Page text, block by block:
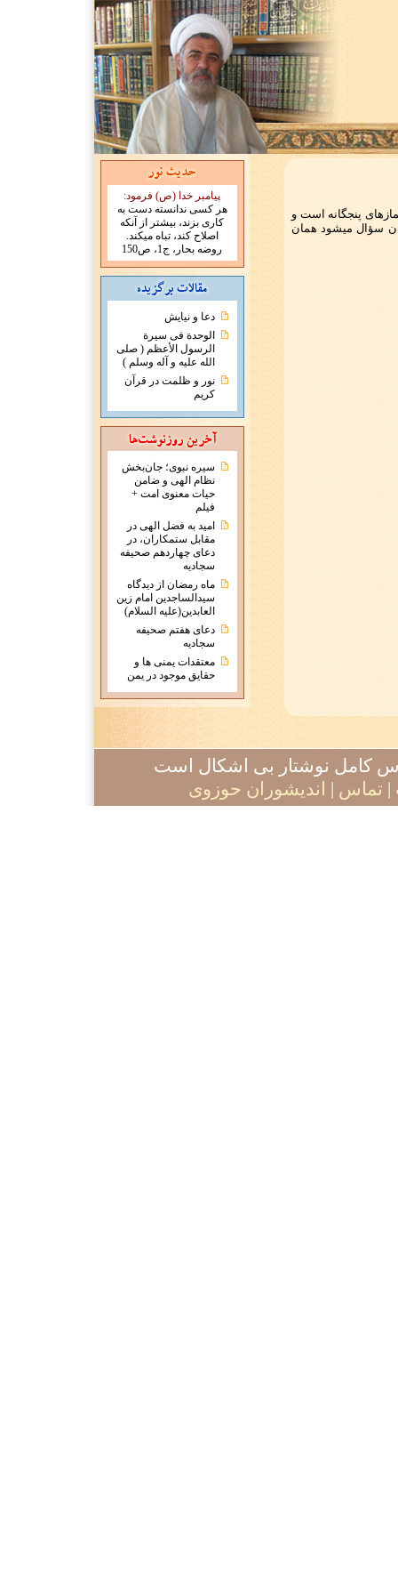
پیامبر خدا (ص) فرمود:
هر کسی ندانسته دست به
کاری بزند، بیشتر از آنکه
اصلاح کند، تباه میکند.
روضه بحار، ج1، ص150
دعا و نیایش
الوحدة فی سیرة
الرسول الأعظم ( صلی
الله علیه و آله وسلم )
نور و ظلمت در قرآن
کریم
سیره نبوی؛ جان‌بخش
نظام الهی و ضامن
حیات معنوی امت +
فیلم
امید به فضل الهی در
مقابل ستمکاران، در
دعای چهاردهم صحیفه
سجادیه
ماه رمضان از دیدگاه
سیدالساجدین امام زین
العابدین(علیه السلام)
دعای هفتم صحیفه
سجادیه
معتقدات يمنی ها و
حقايق موجود در يمن
پنجگانه است و
سؤال میشود همان
کامل نوشتار بی اشکال است
| تماس | اندیشوران حوزوی